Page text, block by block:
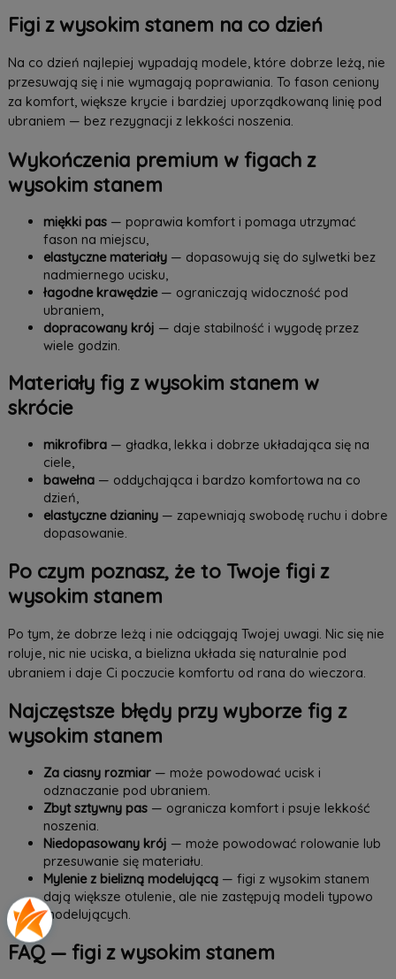
Figi z wysokim stanem na co dzień
Na co dzień najlepiej wypadają modele, które dobrze leżą, nie
przesuwają się i nie wymagają poprawiania. To fason ceniony
za komfort, większe krycie i bardziej uporządkowaną linię pod
ubraniem — bez rezygnacji z lekkości noszenia.
Wykończenia premium w figach z
wysokim stanem
miękki pas— poprawia komfort i pomaga utrzymać
fason na miejscu,
elastyczne materiały— dopasowują się do sylwetki bez
nadmiernego ucisku,
łagodne krawędzie— ograniczają widoczność pod
ubraniem,
dopracowany krój — daje stabilność i wygodę przez
wiele godzin.
Materiały fig z wysokim stanem w
skrócie
mikrofibra— gładka, lekka i dobrze układająca się na
ciele,
bawełna— oddychająca i bardzo komfortowa na co
dzień,
elastyczne dzianiny— zapewniają swobodę ruchu i dobre
dopasowanie.
Po czym poznasz, że to Twoje figi z
wysokim stanem
Po tym, że dobrze leżą i nie odciągają Twojej uwagi. Nic się nie
roluje, nic nie uciska, a bielizna układa się naturalnie pod
ubraniem i daje Ci poczucie komfortu od rana do wieczora.
Najczęstsze błędy przy wyborze fig z
wysokim stanem
Za ciasny rozmiar— może powodować ucisk i
odznaczanie pod ubraniem.
Zbyt sztywny pas— ogranicza komfort i psuje lekkość
noszenia.
Niedopasowany krój — może powodować rolowanie lub
przesuwanie się materiału.
Mylenie z bielizną modelującą— figi z wysokim stanem
dają większe otulenie, ale nie zastępują modeli typowo
modelujących.
FAQ — figi z wysokim stanem